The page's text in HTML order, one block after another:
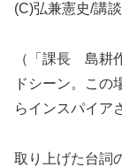
(C)弘兼憲史/講
（「課長 島耕
ドシーン。この
らインスパイア
取り上げた台詞